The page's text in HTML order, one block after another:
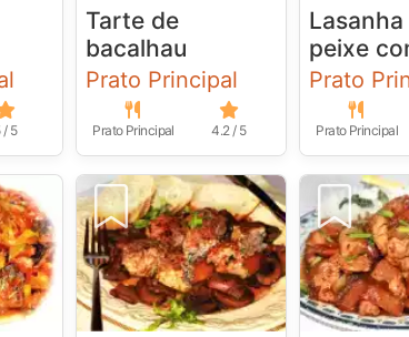
/ 5
Tarte de
bacalhau
Prato Principal
Prato Principal 4.2 / 5
peixe
Prato
Prato Principal